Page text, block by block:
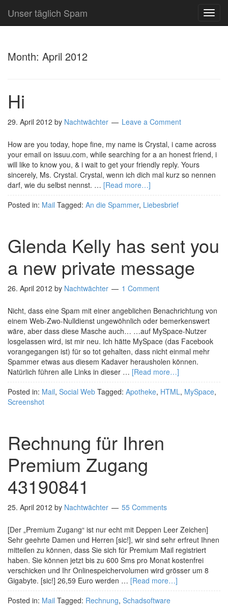
Unser täglich Spam
Month: April 2012
Hi
29. April 2012 by Nachtwächter Leave a Comment
How are you today, hope fine, my name is Crystal, i came across
your email on issuu.com, while searching for a an honest friend, i
will like to know you, & i wait to get your friendly reply. Yours
sincerely, Ms. Crystal. Crystal, wenn ich dich mal kurz so nennen
darf, wie du selbst nennst. … [Read more…]
Posted in: Mail Tagged: An die Spammer, Liebesbrief
Glenda Kelly has sent you
a new private message
26. April 2012 by Nachtwächter 1 Comment
Nicht, dass eine Spam mit einer angeblichen Benachrichtung von
einem Web-Zwo-Nulldienst ungewöhnlich oder bemerkenswert
wäre, aber dass diese Masche auch… …auf MySpace-Nutzer
losgelassen wird, ist mir neu. Ich hätte MySpace (das Facebook
vorangegangen ist) für so tot gehalten, dass nicht einmal mehr
Spammer etwas aus diesem Kadaver herausholen können.
Natürlich führen alle Links in dieser … [Read more…]
Posted in: Mail, Social Web Tagged: Apotheke, HTML, MySpace,
Screenshot
Rechnung für Ihren
Premium Zugang
43190841
25. April 2012 by Nachtwächter 55 Comments
[Der „Premium Zugang“ ist nur echt mit Deppen Leer Zeichen]
Sehr geehrte Damen und Herren [sic!], wir sind sehr erfreut Ihnen
mitteilen zu können, dass Sie sich für Premium Mail registriert
haben. Sie können jetzt bis zu 600 Sms pro Monat kostenfrei
verschicken und Ihr Onlinespeichervolumen wird grösser um 8
Gigabyte. [sic!] 26,59 Euro werden … [Read more…]
Posted in: Mail Tagged: Rechnung, Schadsoftware